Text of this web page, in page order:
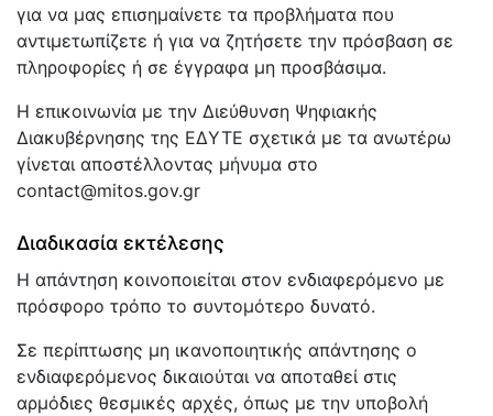
για να μας επισημαίνετε τα προβλήματα που
αντιμετωπίζετε ή για να ζητήσετε την πρόσβαση σε
πληροφορίες ή σε έγγραφα μη προσβάσιμα.
Η επικοινωνία με την Διεύθυνση Ψηφιακής
Διακυβέρνησης της ΕΔΥΤΕ σχετικά με τα ανωτέρω
γίνεται αποστέλλοντας μήνυμα στο
contact@mitos.gov.gr
Διαδικασία εκτέλεσης
Η απάντηση κοινοποιείται στον ενδιαφερόμενο με
πρόσφορο τρόπο το συντομότερο δυνατό.
Σε περίπτωσης μη ικανοποιητικής απάντησης ο
ενδιαφερόμενος δικαιούται να αποταθεί στις
αρμόδιες θεσμικές αρχές, όπως με την υποβολή